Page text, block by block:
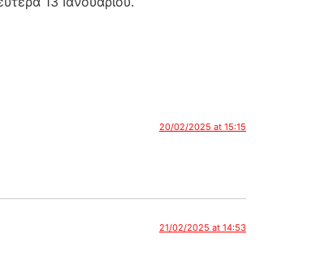
20/02/2025 at 15:15
21/02/2025 at 14:53